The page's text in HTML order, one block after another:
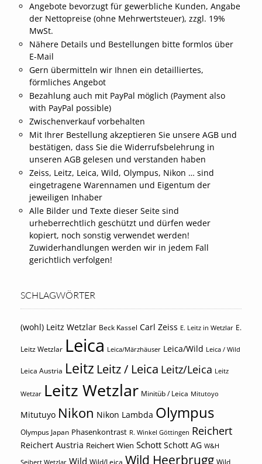
Angebote bevorzugt für gewerbliche Kunden, Angabe
der Nettopreise (ohne Mehrwertsteuer), zzgl. 19%
MwSt.
Nähere Details und Bestellungen bitte formlos über
E-Mail
Gern übermitteln wir Ihnen ein detailliertes,
förmliches Angebot
Bezahlung auch mit PayPal möglich (Payment also
with PayPal possible)
Zwischenverkauf vorbehalten
Mit Ihrer Bestellung akzeptieren Sie unsere AGB und
bestätigen, dass Sie die Widerrufsbelehrung in
unseren AGB gelesen und verstanden haben
Zeiss, Leitz, Leica, Wild, Olympus, Nikon … sind
eingetragene Warennamen und Eigentum der
jeweiligen Inhaber
Alle Bilder und Texte dieser Seite sind
urheberrechtlich geschützt und dürfen weder
kopiert, noch sonstig verwendet werden!
Zuwiderhandlungen werden wir in jedem Fall
gerichtlich verfolgen!
SCHLAGWÖRTER
(wohl) Leitz Wetzlar Beck Kassel Carl Zeiss E. Leitz in Wetzlar E.
Leitz Wetzlar Leica Leica/Märzhäuser Leica/Wild Leica / Wild
Leica Austria Leitz Leitz / Leica Leitz/Leica Leitz
Wetzar Leitz Wetzlar Minitüb / Leica Mitutoyo
Mitutuyo Nikon Nikon Lambda Olympus
Olympus Japan Phasenkontrast R. Winkel Göttingen Reichert
Reichert Austria Reichert Wien Schott Schott AG W&H
Wild Wild/Leica Wild Heerbrugg Wild